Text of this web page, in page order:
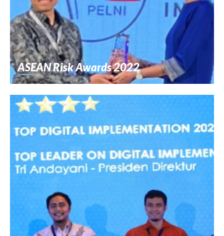
ASEAN Risk Awards 2022